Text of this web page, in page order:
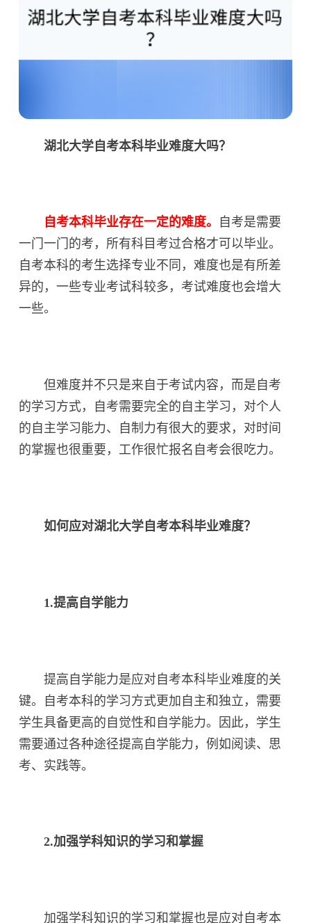
湖北大学自考本科毕业难度大吗？
自考本科毕业存在一定的难度。
自考是需要
一门一门的考，所有科目考过合格才可以毕业。
自考本科的考生选择专业不同，难度也是有所差
异的，一些专业考试科较多，考试难度也会增大
一些。
但难度并不只是来自于考试内容，而是自考
的学习方式，自考需要完全的自主学习，对个人
的自主学习能力、自制力有很大的要求，对时间
的掌握也很重要，工作很忙报名自考会很吃力。
如何应对湖北大学自考本科毕业难度？
1.提高自学能力
提高自学能力是应对自考本科毕业难度的关
键。自考本科的学习方式更加自主和独立，需要
学生具备更高的自觉性和自学能力。因此，学生
需要通过各种途径提高自学能力，例如阅读、思
考、实践等。
2.加强学科知识的学习和掌握
加强学科知识的学习和掌握也是应对自考本